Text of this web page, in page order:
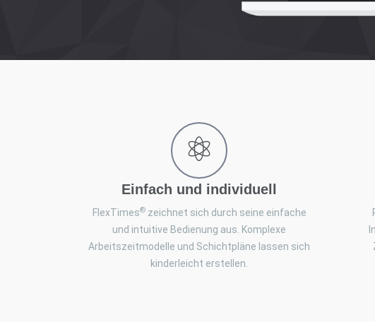
Einfach und individuell
FlexTimes® zeichnet sich durch seine einfache
und intuitive Bedienung aus. Komplexe
Arbeitszeitmodelle und Schichtpläne lassen sich
kinderleicht erstellen.